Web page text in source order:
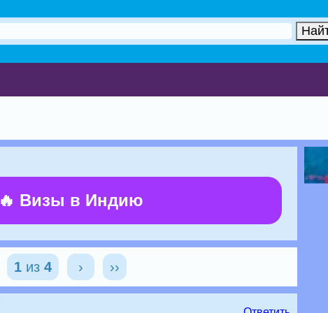
🔥 Визы в Индию
1из 4 › ››